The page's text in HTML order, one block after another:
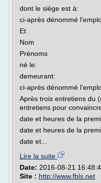
dont le siège est à:
ci-après dénommé
Et
Nom
Prénoms
né le:
demeurant:
ci-après dénommé
Après trois entretiens du
entretiens pour
date et heures de la
date et heures de la
date et...
Lire la suite
Date: 2016-08-21
Site : http://www.fbls.net